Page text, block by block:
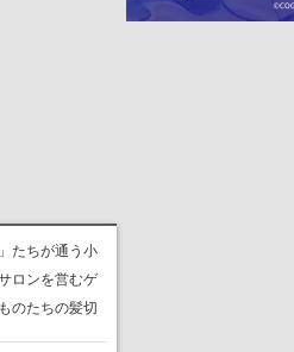
たちが通う小
ロンを営むゲ
のたちの髪切